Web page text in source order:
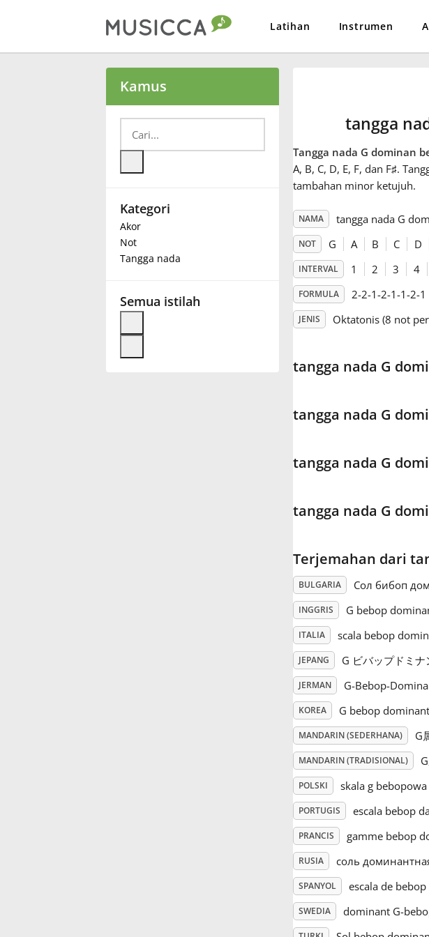
Latihan Instrumen
Български
Deutsch
Español
Français
Kamus
Kategori
Akor
Not
Tangga nada
Semua istilah
tangga
Tangga nada G dominan
A, B, C, D, E, F, dan F♯.
tambahan minor ketujuh.
NAMA tangga nada G
NOT G A B C D
INTERVAL 1 2 3 4
FORMULA 2-2-1-2-1-1-2-1
JENIS Oktatonis (8 not
tangga nada G
tangga nada G
tangga nada G
tangga nada G
Terjemahan dari
BULGARIA Сол бибоп
INGGRIS G bebop
ITALIA scala bebop
JEPANG G ビバップドミ
JERMAN G-Bebop-
KOREA G bebop
MANDARIN (SEDERHANA) G
MANDARIN (TRADISIONAL)
POLSKI skala g
PORTUGIS escala bebop
PRANCIS gamme bebop
RUSIA соль
SPANYOL escala de
SWEDIA dominant G-